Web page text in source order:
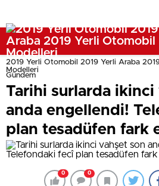
2019 Yerli Otomobil 2019 Yerli Araba
Modelleri
Gündem
Tarihi surlarda ikinci
anda engellendi!
plan tesadüfen fark
0 0